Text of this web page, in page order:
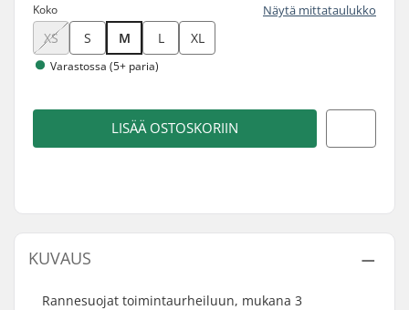
Koko Näytä mittataulukko
XS S M L XL
Varastossa (5+ paria)
LISÄÄ OSTOSKORIIN
KUVAUS
Rannesuojat toimintaurheiluun, mukana 3